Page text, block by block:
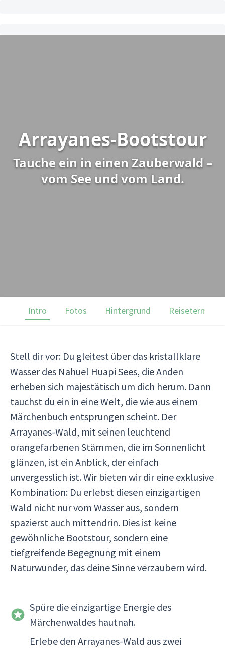
Arrayanes-Bootstour
Tauche ein in einen Zauberwald –
vom See und vom Land.
Intro Fotos Hintergrund Reisetermine
Stell dir vor: Du gleitest über das kristallklare
Wasser des Nahuel Huapi Sees, die Anden
erheben sich majestätisch um dich herum. Dann
tauchst du ein in eine Welt, die wie aus einem
Märchenbuch entsprungen scheint. Der
Arrayanes-Wald, mit seinen leuchtend
orangefarbenen Stämmen, die im Sonnenlicht
glänzen, ist ein Anblick, der einfach
unvergesslich ist. Wir bieten wir dir eine exklusive
Kombination: Du erlebst diesen einzigartigen
Wald nicht nur vom Wasser aus, sondern
spazierst auch mittendrin. Dies ist keine
gewöhnliche Bootstour, sondern eine
tiefgreifende Begegnung mit einem
Naturwunder, das deine Sinne verzaubern wird.
Spüre die einzigartige Energie des
Märchenwaldes hautnah.
Erlebe den Arrayanes-Wald aus zwei